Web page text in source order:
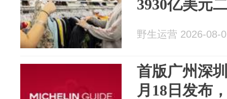
3930亿美元
野生运营 2026-08-
首版广州深
月18日发布